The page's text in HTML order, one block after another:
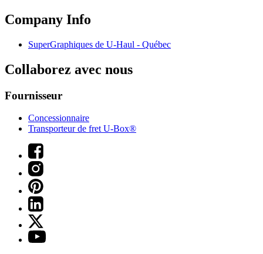
Company Info
SuperGraphiques de U-Haul - Québec
Collaborez avec nous
Fournisseur
Concessionnaire
Transporteur de fret U-Box®